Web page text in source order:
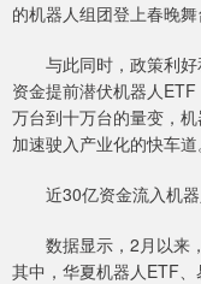
的机器人组团登上春晚
与此同时，政策利好
资金提前潜伏机器人
万台到十万台的量变，
加速驶入产业化的快车道
近30亿资金流入机器
数据显示，2月以来，
其中，华夏机器人ETF